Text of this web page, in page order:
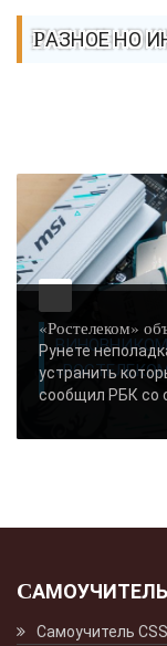
РАЗНОЕ НО
ВИНОВНИКОМ
«Ростелеком»
Рунете
устранить
сообщил РБК со
САМОУЧИТЕЛЬ
Самоучитель CSS